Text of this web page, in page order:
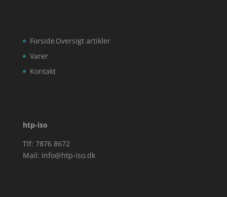
Forside
Varer
Kontakt
Oversigt artikler
htp-iso
Tlf: 7876 8672
Mail: info@htp-iso.dk